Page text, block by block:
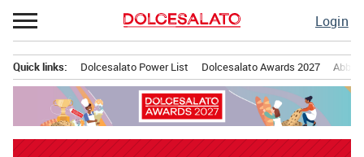
Passa
al
Login
principale
Quick links: Dolcesalato Power List Dolcesalato Awards 2027